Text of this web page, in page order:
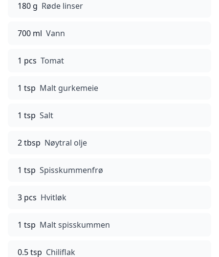
180 g Røde linser
700 ml Vann
1 pcs Tomat
1 tsp Malt gurkemeie
1 tsp Salt
2 tbsp Nøytral olje
1 tsp Spisskummenfrø
3 pcs Hvitløk
1 tsp Malt spisskummen
0.5 tsp Chiliflak